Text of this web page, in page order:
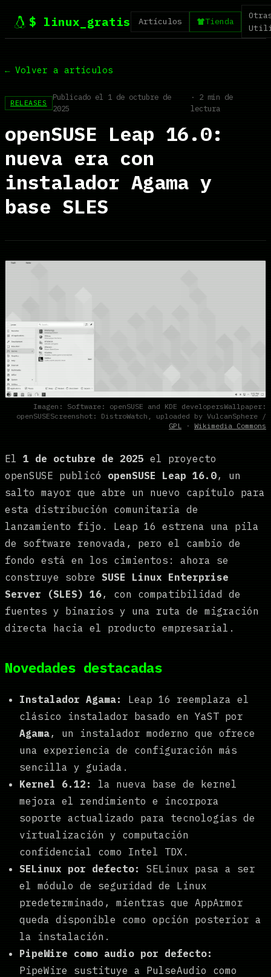
$ linux_gratis Artículos Tienda
← Volver a artículos
RELEASES
Publicado el 1 de octubre de
2025
· 2 min de
lectura
openSUSE Leap 16.0:
nueva era con
instalador Agama y
base SLES
Imagen: Software: openSUSE and KDE developersWallpaper:
openSUSEScreenshot: DistroWatch, uploaded by VulcanSphere /
GPL · Wikimedia Commons
El 1 de octubre de 2025 el proyecto
openSUSE publicó openSUSE Leap 16.0, un
salto mayor que abre un nuevo capítulo para
esta distribución comunitaria de
lanzamiento fijo. Leap 16 estrena una pila
de software renovada, pero el cambio de
fondo está en los cimientos: ahora se
construye sobre SUSE Linux Enterprise
Server (SLES) 16, con compatibilidad de
fuentes y binarios y una ruta de migración
directa hacia el producto empresarial.
Novedades destacadas
Instalador Agama:
Leap 16 reemplaza el
clásico instalador basado en YaST por
Agama, un instalador moderno que ofrece
una experiencia de configuración más
sencilla y guiada.
Kernel 6.12:
la nueva base de kernel
mejora el rendimiento e incorpora
soporte actualizado para tecnologías de
virtualización y computación
confidencial como Intel TDX.
SELinux por defecto:
SELinux pasa a ser
el módulo de seguridad de Linux
predeterminado, mientras que AppArmor
queda disponible como opción posterior a
la instalación.
PipeWire como audio por defecto:
PipeWire sustituye a PulseAudio como